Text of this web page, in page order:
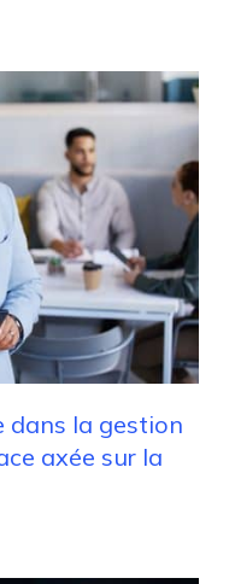
dans la gestion
axée sur la